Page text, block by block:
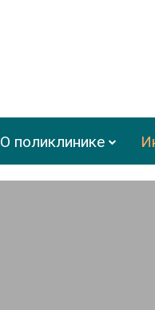
О поликлинике